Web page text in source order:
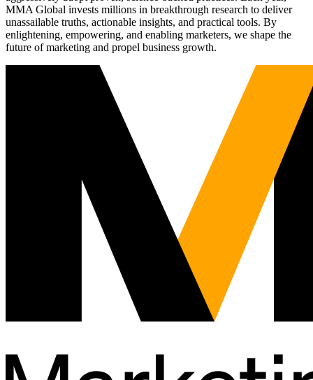
MMA Global invests millions in breakthrough research to deliver
unassailable truths, actionable insights, and practical tools. By
enlightening, empowering, and enabling marketers, we shape the
future of marketing and propel business growth.